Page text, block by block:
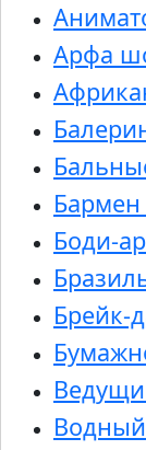
Арфа
Боди-
Брейк-